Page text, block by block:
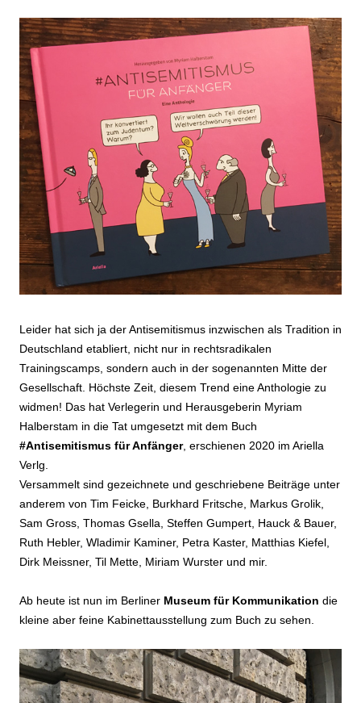
Leider hat sich ja der Antisemitismus inzwischen als Tradition in
Deutschland etabliert, nicht nur in rechtsradikalen
Trainingscamps, sondern auch in der sogenannten Mitte der
Gesellschaft. Höchste Zeit, diesem Trend eine Anthologie zu
widmen! Das hat Verlegerin und Herausgeberin Myriam
Halberstam in die Tat umgesetzt mit dem Buch
#Antisemitismus für Anfänger, erschienen 2020 im Ariella
Verlg.
Versammelt sind gezeichnete und geschriebene Beiträge unter
anderem von Tim Feicke, Burkhard Fritsche, Markus Grolik,
Sam Gross, Thomas Gsella, Steffen Gumpert, Hauck & Bauer,
Ruth Hebler, Wladimir Kaminer, Petra Kaster, Matthias Kiefel,
Dirk Meissner, Til Mette, Miriam Wurster und mir.
Ab heute ist nun im Berliner Museum für Kommunikation die
kleine aber feine Kabinettausstellung zum Buch zu sehen.